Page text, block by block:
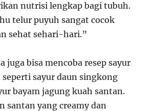
nutrisi lengkap bagi tubuh.
telur puyuh sangat cocok
sehat sehari-hari.”
juga bisa mencoba resep sayur
sayur daun singkong
bayam jagung kuah santan.
santan yang creamy dan